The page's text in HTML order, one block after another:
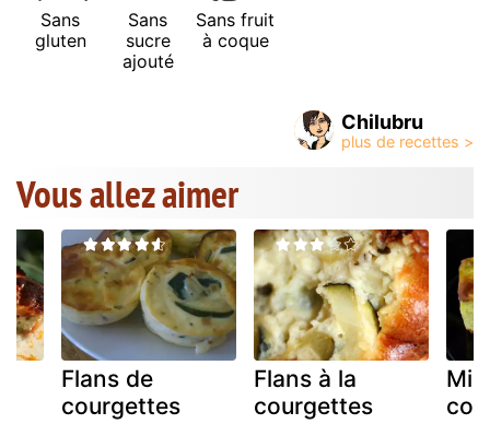
Sans
gluten
Sans
sucre
ajouté
Sans fruit
à coque
Chilubru
Vous allez aimer
Flans de
courgettes
Flans à la
courgettes